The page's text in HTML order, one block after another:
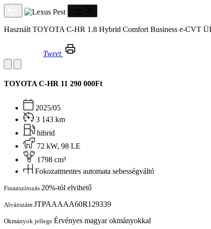
Használt TOYOTA C-HR 1.8 Hybrid Comfort Business e-CVT
Tweet
TOYOTA C-HR 11 290 000Ft
2025/05
3 143 km
hibrid
72 kW, 98 LE
1798 cm³
Fokozatmentes automata sebességváltó
Finanszírozás 20%-tól elvihető
Alvázszám JTPAAAAA60R129339
Okmányok jellege Érvényes magyar okmányokkal